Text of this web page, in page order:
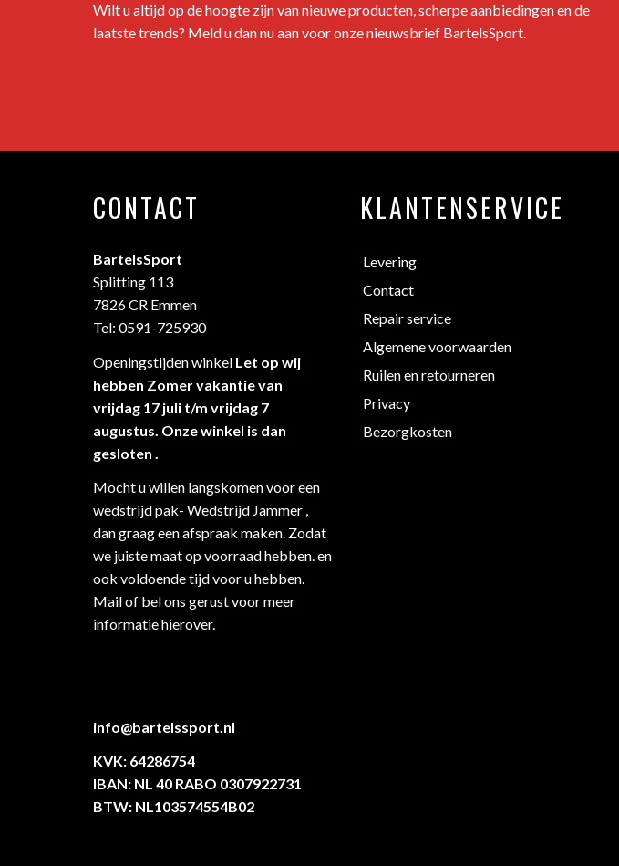
Wilt u altijd op de hoogte zijn van nieuwe producten, scherpe aanbiedingen en de
laatste trends? Meld u dan nu aan voor onze nieuwsbrief BartelsSport.
CONTACT
BartelsSport
Splitting 113
7826 CR Emmen
Tel: 0591-725930
Openingstijden winkel Let op wij
hebben Zomer vakantie van
vrijdag 17 juli t/m vrijdag 7
augustus. Onze winkel is dan
gesloten .
Mocht u willen langskomen voor een
wedstrijd pak- Wedstrijd Jammer ,
dan graag een afspraak maken. Zodat
we juiste maat op voorraad hebben. en
ook voldoende tijd voor u hebben.
Mail of bel ons gerust voor meer
informatie hierover.
info@bartelssport.nl
KVK: 64286754
IBAN: NL 40 RABO 0307922731
BTW: NL103574554B02
KLANTENSERVICE
Levering
Contact
Repair service
Algemene voorwaarden
Ruilen en retourneren
Privacy
Bezorgkosten